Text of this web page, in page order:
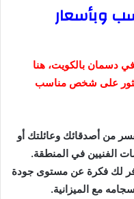
وبأسعار
دسمان بالكويت، هنا
على شخص مناسب
من أصدقائك وعائلتك أو
الفنيين في المنطقة.
لك فكرة عن مستوى جودة
مع الميزانية.